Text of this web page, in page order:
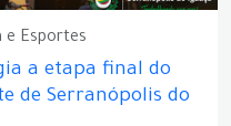
e Esportes
a etapa final do
de Serranópolis do